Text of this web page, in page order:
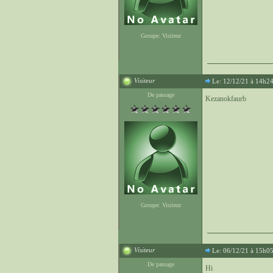
Groupe: Visiteur
Visiteur Le: 12/12/21 à 14h24
De passage
Groupe: Visiteur
Kezanokfaurb
Visiteur Le: 06/12/21 à 15h05
De passage Hi